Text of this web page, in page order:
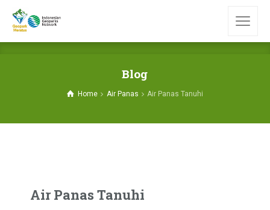
Blog
Home Air Panas Air Panas Tanuhi
Air Panas Tanuhi